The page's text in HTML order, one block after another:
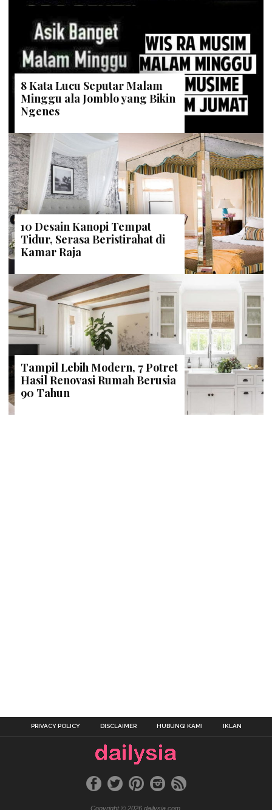
8 Kata Lucu Seputar Malam
Minggu ala Jomblo yang Bikin
Ngenes
10 Desain Kanopi Tempat
Tidur, Serasa Beristirahat di
Kamar Raja
Tampil Lebih Modern, 7 Potret
Hasil Renovasi Rumah Berusia
90 Tahun
PRIVACY POLICY DISCLAIMER HUBUNGI KAMI IKLAN
Copyright © 2026 dailysia.com.